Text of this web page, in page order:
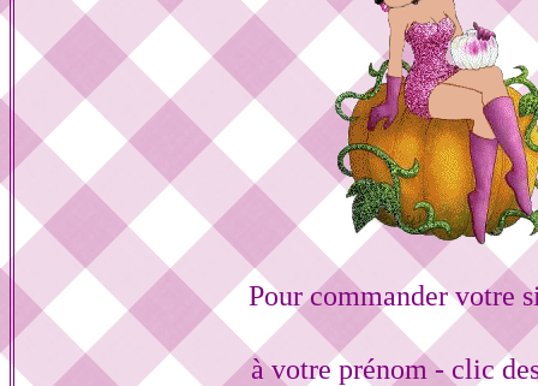
Pour commander votre
à votre prénom - clic